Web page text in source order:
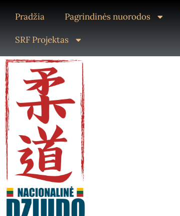
Pradžia Pagrindinės nuorodos
SRF Projektas